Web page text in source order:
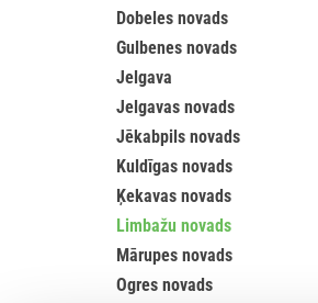
Dobeles novads
Gulbenes novads
Jelgava
Jelgavas novads
Jēkabpils novads
Kuldīgas novads
Ķekavas novads
Limbažu novads
Mārupes novads
Ogres novads